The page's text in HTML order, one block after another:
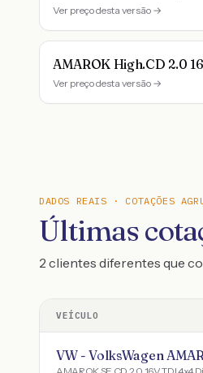
Ver preço desta versão →
AMAROK High.CD 2.0
Ver preço desta versão →
DADOS REAIS · COTAÇÕES
Últimas
2 clientes diferentes que
VEÍCULO
VW - VolksWagen